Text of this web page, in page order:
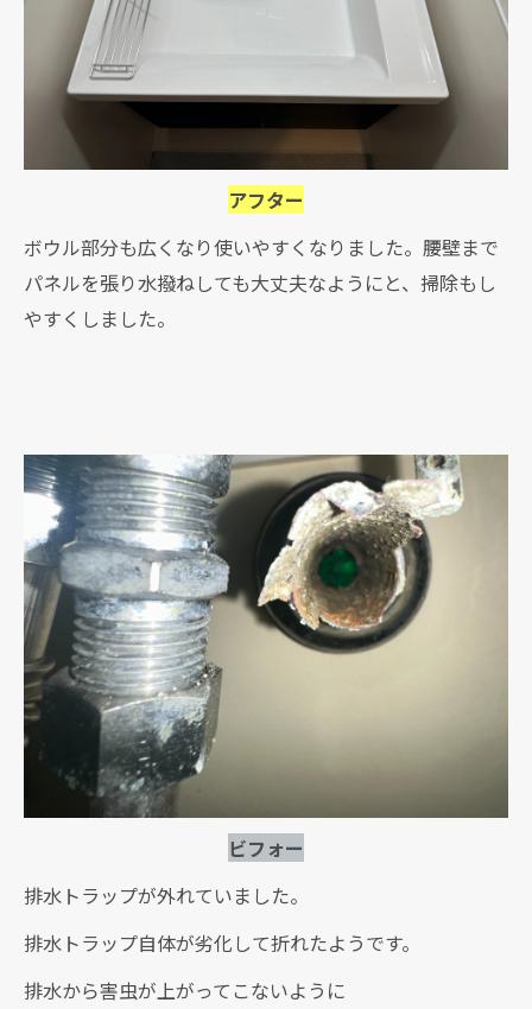
アフター
ボウル部分も広くなり使いやすくなりました。腰壁まで
パネルを張り水撥ねしても大丈夫なようにと、掃除もし
やすくしました。
ビフォー
排水トラップが外れていました。
排水トラップ自体が劣化して折れたようです。
排水から害虫が上がってこないように